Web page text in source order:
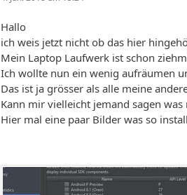
Hallo
ich weis jetzt nicht ob das hier
Mein Laptop Laufwerk ist schon
Ich wollte nun ein wenig aufräumen
Das ist ja grösser als alle meine
Kann mir vielleicht jemand sagen
Hier mal eine paar Bilder was so